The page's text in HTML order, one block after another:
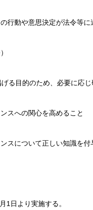
動や意思決定が法令等に
る目的のため、必要に応じ
への関心を高めること
について正しい知識を付
1日より実施する。